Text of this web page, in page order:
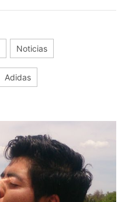
Noticias
Adidas